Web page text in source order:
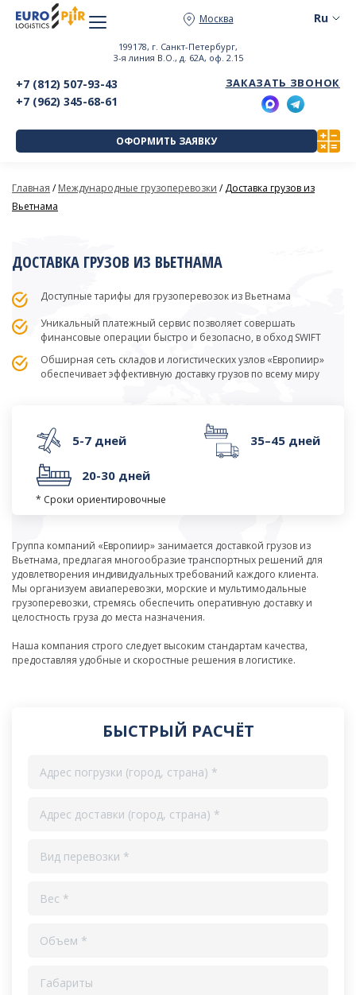
Москва
199178, г. Санкт-Петербург,
3-я линия В.О., д. 62А, оф. 2.15
+7 (812) 507-93-43
+7 (962) 345-68-61
ЗАКАЗАТЬ ЗВОНОК
ОФОРМИТЬ ЗАЯВКУ
Главная /Международные грузоперевозки /Доставка грузов из
Вьетнама
ДОСТАВКА ГРУЗОВ ИЗ ВЬЕТНАМА
Доступные тарифы для грузоперевозок из Вьетнама
Уникальный платежный сервис позволяет совершать
финансовые операции быстро и безопасно, в обход SWIFT
Обширная сеть складов и логистических узлов «Европиир»
обеспечивает эффективную доставку грузов по всему миру
5-7 дней 35–45 дней
20-30 дней
* Сроки ориентировочные
Группа компаний «Европиир» занимается доставкой грузов из
Вьетнама, предлагая многообразие транспортных решений для
удовлетворения индивидуальных требований каждого клиента.
Мы организуем авиаперевозки, морские и мультимодальные
грузоперевозки, стремясь обеспечить оперативную доставку и
целостность груза до места назначения.
Наша компания строго следует высоким стандартам качества,
предоставляя удобные и скоростные решения в логистике.
БЫСТРЫЙ РАСЧЁТ